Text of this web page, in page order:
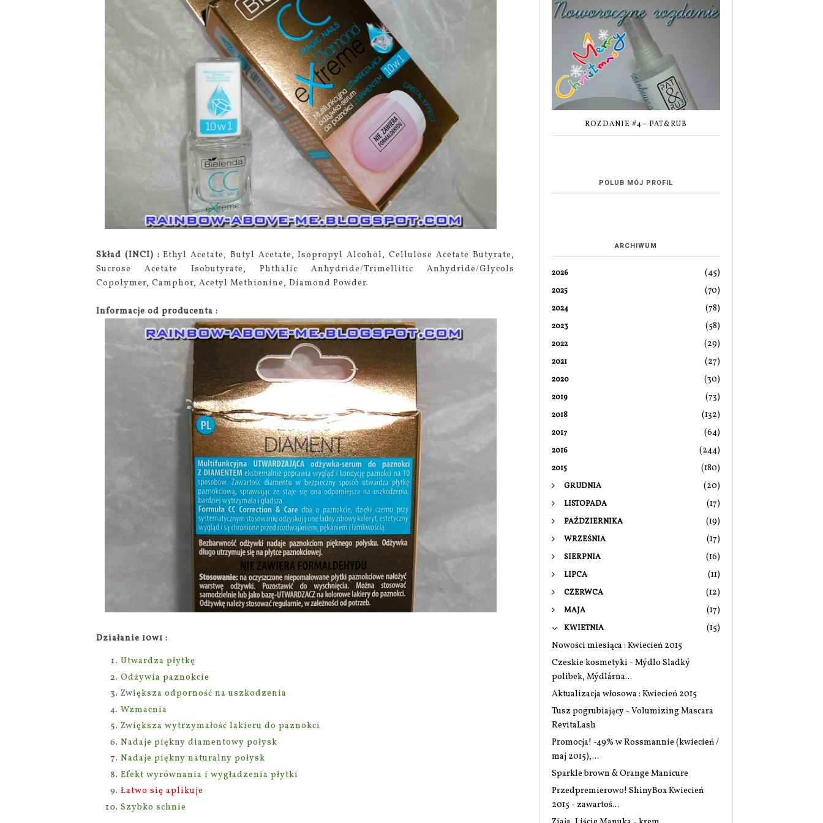
Skład (INCI) : Ethyl Acetate, Butyl Acetate, Isopropyl Alcohol, Cellulose Acetate Butyrate,
Sucrose Acetate Isobutyrate, Phthalic Anhydride/Trimellitic Anhydride/Glycols
Copolymer, Camphor, Acetyl Methionine, Diamond Powder.
Informacje od producenta :
Działanie 10w1 :
Utwardza płytkę
Odżywia paznokcie
Zwiększa odporność na uszkodzenia
Wzmacnia
Zwiększa wytrzymałość lakieru do paznokci
Nadaje piękny diamentowy połysk
Nadaje piękny naturalny połysk
Efekt wyrównania i wygładzenia płytki
Łatwo się aplikuje
Szybko schnie
ROZDANIE #4 - PAT&RUB
POLUB MÓJ PROFIL
ARCHIWUM
2026 (45)
2025 (70)
2024 (78)
2023 (58)
2022 (29)
2021 (27)
2020 (30)
2019 (73)
2018 (132)
2017 (64)
2016 (244)
2015 (180)
GRUDNIA (20)
LISTOPADA (17)
PAŹDZIERNIKA (19)
WRZEŚNIA (17)
SIERPNIA (16)
LIPCA (11)
CZERWCA (12)
MAJA (17)
KWIETNIA
(15)
Nowości miesiąca : Kwiecień 2015
Czeskie kosmetyki - Mýdlo Sladký
polibek, Mýdlárna...
Aktualizacja włosowa : Kwiecień 2015
Tusz pogrubiający - Volumizing Mascara
RevitaLash
Promocja! -49% w Rossmannie (kwiecień /
maj 2015),...
Sparkle brown & Orange Manicure
Przedpremierowo! ShinyBox Kwiecień
2015 - zawartoś...